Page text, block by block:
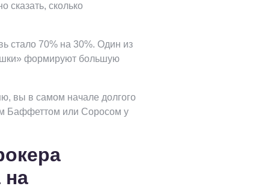
сказать, сколько
стало 70% на 30%. Один из
формируют большую
вы в самом начале долгого
Баффеттом или Соросом у
на